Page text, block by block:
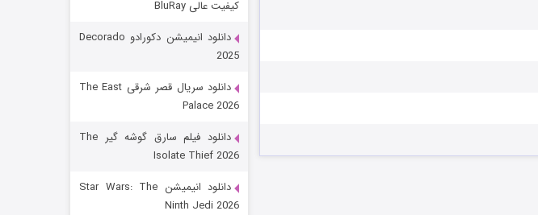
رویایی برای تو
قسمت ۱۵ (دوبله)
کیفیت عالی BluRay
دانلود انیمیشن دکورادو Decorado
2025
دانلود سریال قصر شرقی The East
Palace 2026
دانلود فیلم سارق گوشه گیر The
Isolate Thief 2026
دانلود انیمیشن Star Wars: The
Ninth Jedi 2026